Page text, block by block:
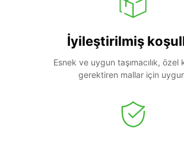
İyileştirilmiş
Esnek ve uygun taşımacılık, özel
gerektiren mallar için